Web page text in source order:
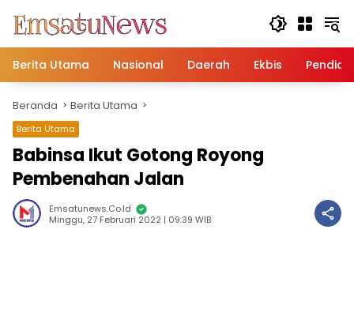
konten
Berita Utama
Nasional Daerah Ekbis
Beranda Berita Utama
Berita Utama
Babinsa Ikut Gotong Royong
Pembenahan Jalan
Emsatunews.co.id
Minggu, 27 Februari 2022 | 09:39 WIB